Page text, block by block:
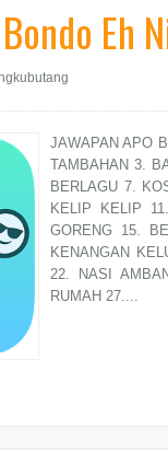
Eh
JAWAPAN APO
TAMBAHAN 3.
BERLAGU 7.
KELIP KELIP
GORENG 15.
KENANGAN
22. NASI
RUMAH 27....